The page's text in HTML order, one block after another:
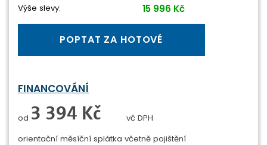
Výše slevy: 15 996 Kč
POPTAT ZA HOTOVÉ
FINANCOVÁNÍ
od 0 Kč
vč DPH
orientační měsíční splátka včetně pojištění